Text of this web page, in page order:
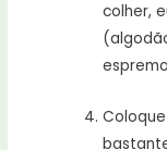
colher,